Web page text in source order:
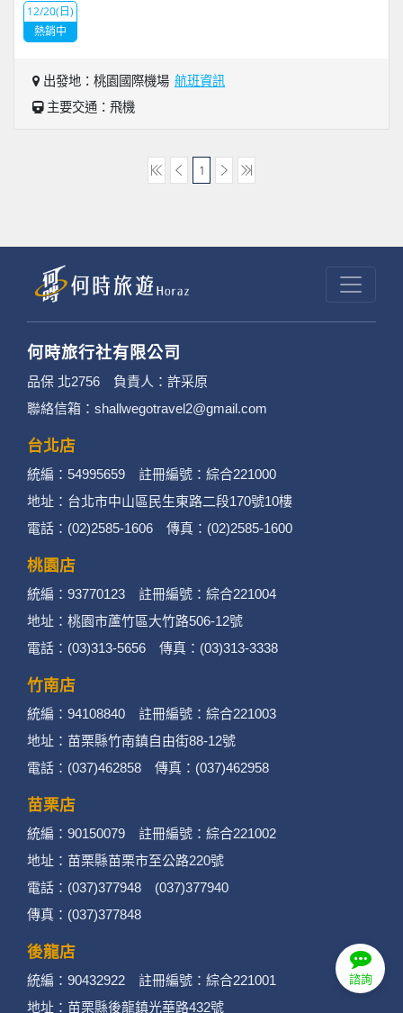
12/20(日)
熱銷中
出發地：桃園國際機場 航班資訊
主要交通：飛機
1
諮詢
何時旅行社有限公司
品保 北2756 負責人：許采原
聯絡信箱：shallwegotravel2@gmail.com
台北店
統編：54995659 註冊編號：綜合221000
地址：台北市中山區民生東路二段170號10樓
電話：(02)2585-1606 傳真：(02)2585-1600
桃園店
統編：93770123 註冊編號：綜合221004
地址：桃園市蘆竹區大竹路506-12號
電話：(03)313-5656 傳真：(03)313-3338
竹南店
統編：94108840 註冊編號：綜合221003
地址：苗栗縣竹南鎮自由街88-12號
電話：(037)462858 傳真：(037)462958
苗栗店
統編：90150079 註冊編號：綜合221002
地址：苗栗縣苗栗市至公路220號
電話：(037)377948 (037)377940
傳真：(037)377848
後龍店
統編：90432922 註冊編號：綜合221001
地址：苗栗縣後龍鎮光華路432號